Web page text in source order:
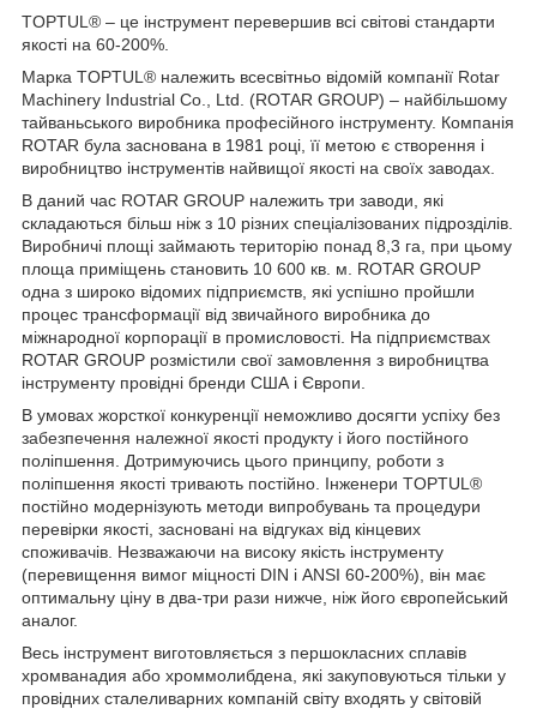
TOPTUL® – це інструмент перевершив всі світові стандарти
якості на 60-200%.
Марка TOPTUL® належить всесвітньо відомій компанії Rotar
Machinery Industrial Co., Ltd. (ROTAR GROUP) – найбільшому
тайваньського виробника професійного інструменту. Компанія
ROTAR була заснована в 1981 році, її метою є створення і
виробництво інструментів найвищої якості на своїх заводах.
В даний час ROTAR GROUP належить три заводи, які
складаються більш ніж з 10 різних спеціалізованих підрозділів.
Виробничі площі займають територію понад 8,3 га, при цьому
площа приміщень становить 10 600 кв. м. ROTAR GROUP
одна з широко відомих підприємств, які успішно пройшли
процес трансформації від звичайного виробника до
міжнародної корпорації в промисловості. На підприємствах
ROTAR GROUP розмістили свої замовлення з виробництва
інструменту провідні бренди США і Європи.
В умовах жорсткої конкуренції неможливо досягти успіху без
забезпечення належної якості продукту і його постійного
поліпшення. Дотримуючись цього принципу, роботи з
поліпшення якості тривають постійно. Інженери TOPTUL®
постійно модернізують методи випробувань та процедури
перевірки якості, засновані на відгуках від кінцевих
споживачів. Незважаючи на високу якість інструменту
(перевищення вимог міцності DIN і ANSI 60-200%), він має
оптимальну ціну в два-три рази нижче, ніж його європейський
аналог.
Весь інструмент виготовляється з першокласних сплавів
хромванадия або хроммолибдена, які закуповуються тільки у
провідних сталеливарних компаній світу входять у світовій